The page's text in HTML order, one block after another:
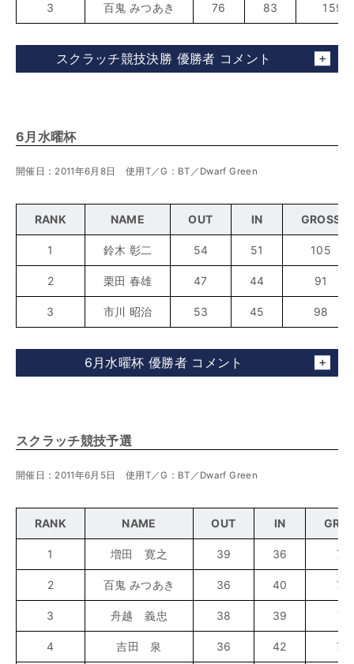
3 百鬼 みつあき 76 83 159
スクラッチ競技決勝 優勝者 コメント
6月水曜杯
開催日：2011年6月8日 使用T／G：BT／Dwarf Green
RANK NAME OUT IN GROSS
1 鈴木 彰二 54 51 105
2 栗田 春雄 47 44 91
3 市川 昭治 53 45 98
6月水曜杯 優勝者 コメント
スクラッチ競技予選
開催日：2011年6月5日 使用T／G：BT／Dwarf Green
RANK NAME OUT IN
1 増田 寛之 39 36 75
2 百鬼 みつあき 36 40 76
3 舟越 義忠 38 39 77
4 吉田 泉 36 42 78